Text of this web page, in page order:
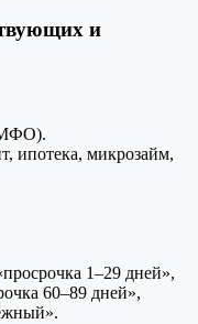
и
МФО).
ипотека, микрозайм,
1–29 дней»,
60–89 дней»,